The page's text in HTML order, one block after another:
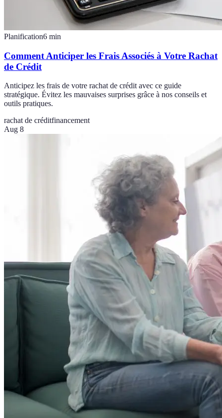
Planification6 min
Comment Anticiper les Frais Associés à Votre Rachat
de Crédit
Anticipez les frais de votre rachat de crédit avec ce guide
stratégique. Évitez les mauvaises surprises grâce à nos conseils et
outils pratiques.
rachat de créditfinancement
Aug 8